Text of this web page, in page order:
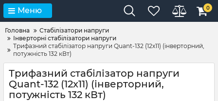
Меню 0
Головна
Стабілізатори напруги
Інверторні стабілізатори напруги
Трифазний стабілізатор напруги Quant-132 (12х11) (інверторний,
потужність 132 кВт)
Трифазний стабілізатор напруги
Quant-132 (12х11) (інверторний,
потужність 132 кВт)